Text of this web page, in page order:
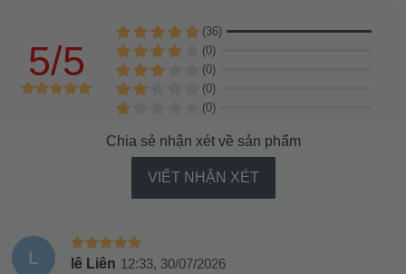
5/5
(36)
(0)
(0)
(0)
(0)
Chia sẻ nhận xét về sản phẩm
VIẾT NHẬN XÉT
L lê Liên 12:33, 30/07/2026